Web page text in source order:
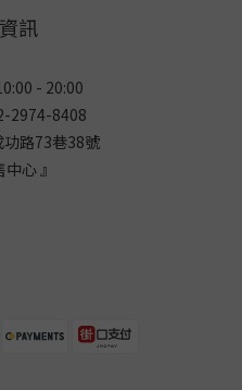
訊
- 20:00
2974-8408
路73巷38號
中心 』